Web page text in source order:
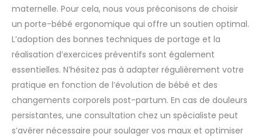
maternelle. Pour cela, nous vous préconisons de choisir
un porte-bébé ergonomique qui offre un soutien optimal.
L’adoption des bonnes techniques de portage et la
réalisation d’exercices préventifs sont également
essentielles. N’hésitez pas à adapter régulièrement votre
pratique en fonction de l’évolution de bébé et des
changements corporels post-partum. En cas de douleurs
persistantes, une consultation chez un spécialiste peut
s’avérer nécessaire pour soulager vos maux et optimiser